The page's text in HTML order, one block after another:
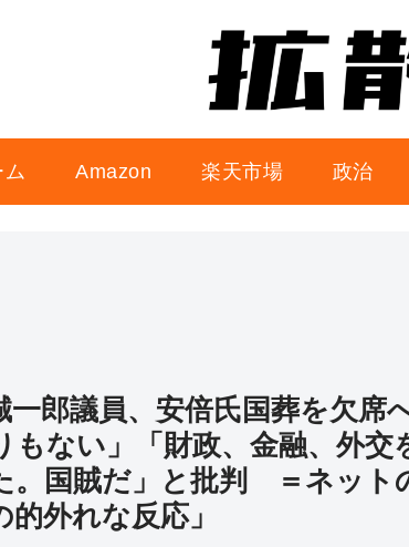
ム Amazon 楽天市場 政治
一郎議員、安倍氏国葬を欠
もない」「財政、金融、外
。国賊だ」と批判 ＝ネット
外れな反応」